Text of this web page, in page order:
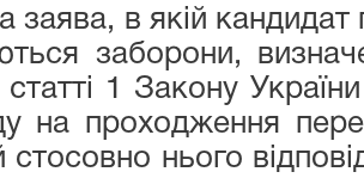
заява, в якій
заборони,
статті 1 Закону
на проходження
стосовно нього